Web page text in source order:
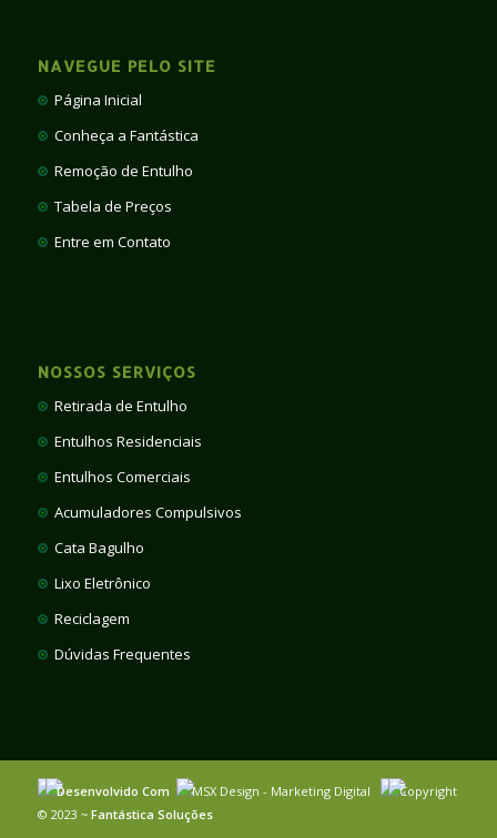
NAVEGUE PELO SITE
Página Inicial
Conheça a Fantástica
Remoção de Entulho
Tabela de Preços
Entre em Contato
NOSSOS SERVIÇOS
Retirada de Entulho
Entulhos Residenciais
Entulhos Comerciais
Acumuladores Compulsivos
Cata Bagulho
Lixo Eletrônico
Reciclagem
Dúvidas Frequentes
Desenvolvido Com MSX Design - Marketing Digital
Copyright
© 2023 ~ Fantástica Soluções